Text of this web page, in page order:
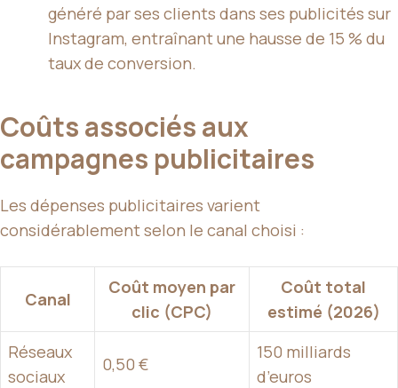
généré par ses clients dans ses publicités sur
Instagram, entraînant une hausse de 15 % du
taux de conversion.
Coûts associés aux
campagnes publicitaires
Les dépenses publicitaires varient
considérablement selon le canal choisi :
Canal
Coût moyen par
clic (CPC)
Coût total
estimé (2026)
Réseaux
sociaux
0,50 €
150 milliards
d’euros